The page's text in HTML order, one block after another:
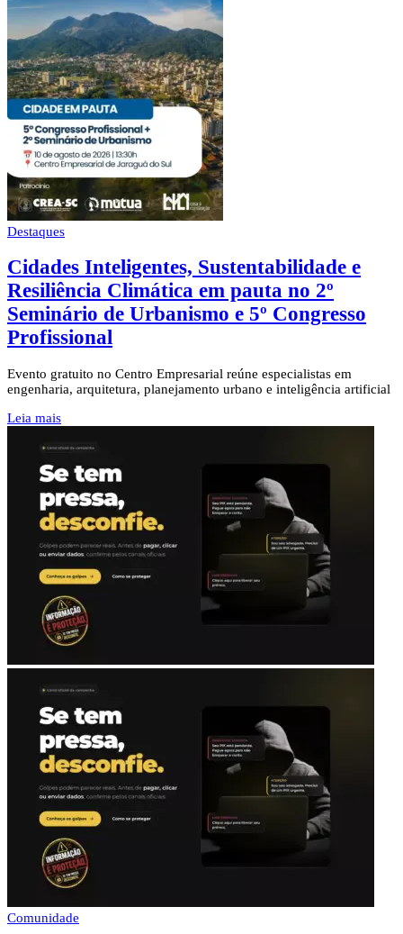
Destaques
Cidades Inteligentes, Sustentabilidade e
Resiliência Climática em pauta no 2º
Seminário de Urbanismo e 5º Congresso
Profissional
Evento gratuito no Centro Empresarial reúne especialistas em
engenharia, arquitetura, planejamento urbano e inteligência artificial
Leia mais
Comunidade